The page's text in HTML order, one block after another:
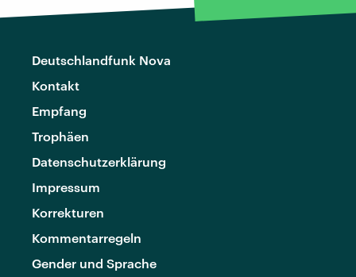
Deutschlandfunk Nova
Kontakt
Empfang
Trophäen
Datenschutzerklärung
Impressum
Korrekturen
Kommentarregeln
Gender und Sprache